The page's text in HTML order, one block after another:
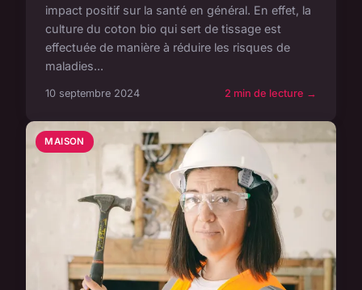
impact positif sur la santé en général. En effet, la
culture du coton bio qui sert de tissage est
effectuée de manière à réduire les risques de
maladies...
10 septembre 2024 2 min de lecture →
MAISON